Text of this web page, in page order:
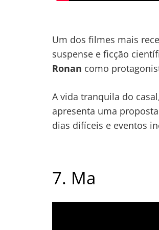
Um dos filmes mais
suspense e ficção
Ronan como
A vida tranquila do
apresenta uma
dias difíceis e eventos
7. Ma